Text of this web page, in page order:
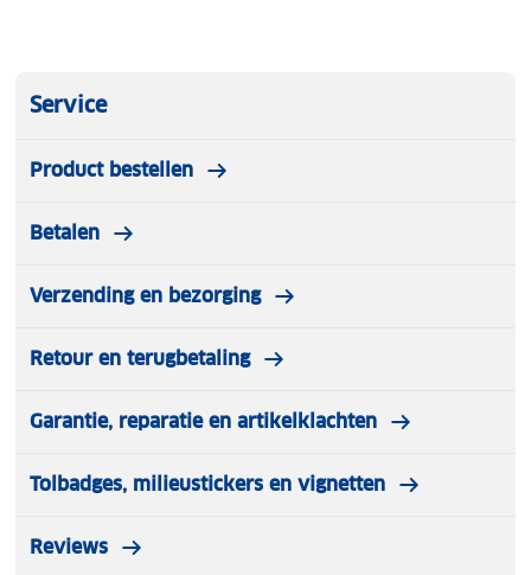
Service
Product bestellen
Betalen
Verzending en bezorging
Retour en terugbetaling
Garantie, reparatie en artikelklachten
Tolbadges, milieustickers en vignetten
Reviews